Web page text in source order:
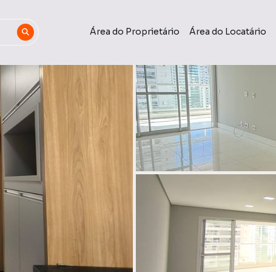
Área do Proprietário Área do Locatário